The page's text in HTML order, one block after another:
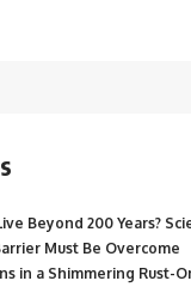
Beyond 200 Years?
Must Be Overcome
in a Shimmering Rust-